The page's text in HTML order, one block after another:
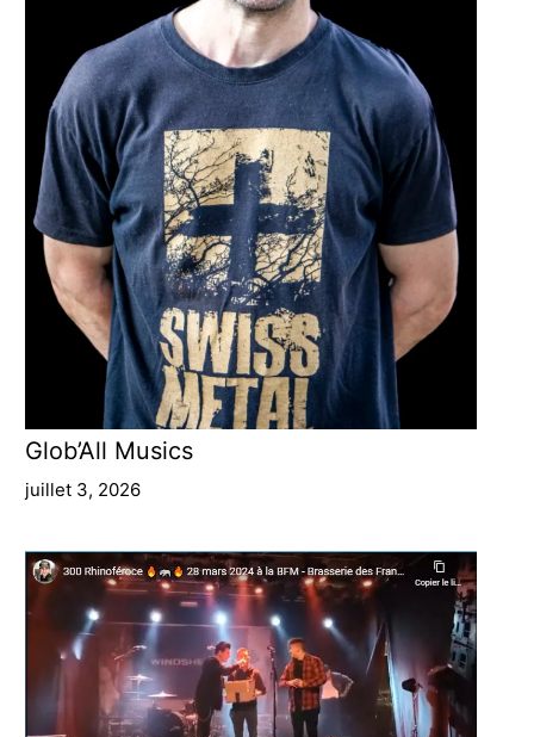
Glob’All Musics
juillet 3, 2026